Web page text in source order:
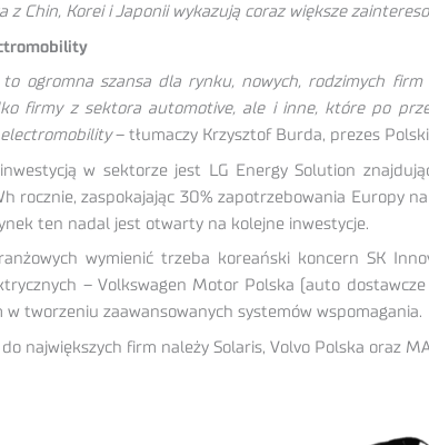
z Chin, Korei i Japonii wykazują coraz większe
ogromna szansa dla rynku, nowych, rodzimych
firmy z sektora automotive, ale i inne, które po
– tłumaczy Krzysztof Burda, prezes
w sektorze jest LG Energy Solution
rocznie, zaspokajając 30% zapotrzebowania Europy
ten nadal jest otwarty na kolejne inwestycje.
wymienić trzeba koreański koncern SK
– Volkswagen Motor Polska (auto
tworzeniu zaawansowanych systemów wspomagania.
największych firm należy Solaris, Volvo Polska oraz